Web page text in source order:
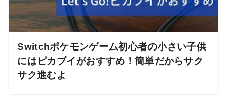
Switchポケモンゲーム初心者の小さい子供
にはピカブイがおすすめ！簡単だからサク
サク進むよ